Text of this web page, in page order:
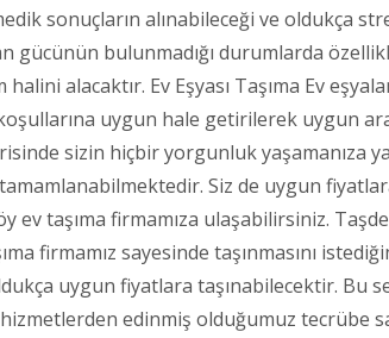
sonuçların alınabileceği ve oldukça
gücünün bulunmadığı durumlarda
alacaktır. Ev Eşyası Taşıma Ev
uygun hale getirilerek uygun
sizin hiçbir yorgunluk yaşamanıza
tamamlanabilmektedir. Siz de uygun
ev taşıma firmamıza ulaşabilirsiniz.
firmamız sayesinde taşınmasını
uygun fiyatlara taşınabilecektir. Bu
edinmiş olduğumuz tecrübe